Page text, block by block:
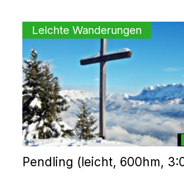
Leichte Wanderungen
Pendling (leicht, 600hm,